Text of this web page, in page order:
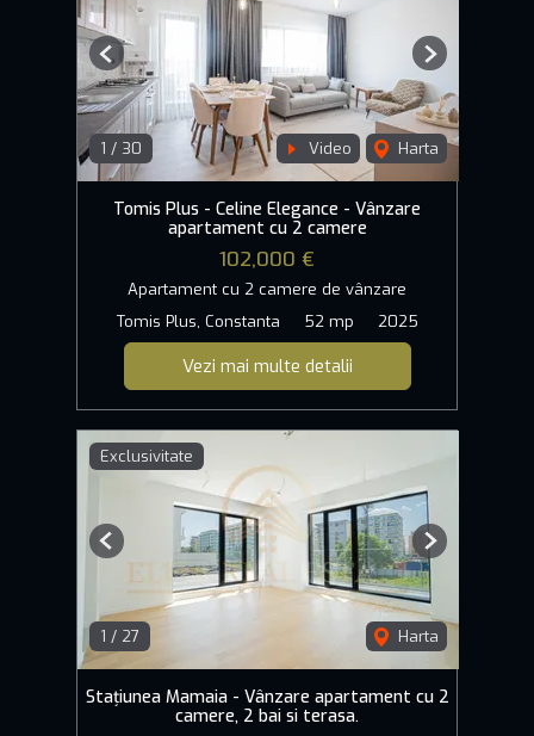
1 / 30 Video Harta
Previous Next
Tomis Plus - Celine Elegance - Vânzare
apartament cu 2 camere
102,000 €
Apartament cu 2 camere de vânzare
Tomis Plus, Constanta
52 mp 2025
Vezi mai multe detalii
Exclusivitate
1 / 27 Harta
Previous Next
Stațiunea Mamaia - Vânzare apartament cu 2
camere, 2 bai si terasa.